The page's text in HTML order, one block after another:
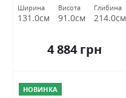
Ширина
131.0см
Висота
91.0см
Глибина
214.0см
4 884 грн
НОВИНКА